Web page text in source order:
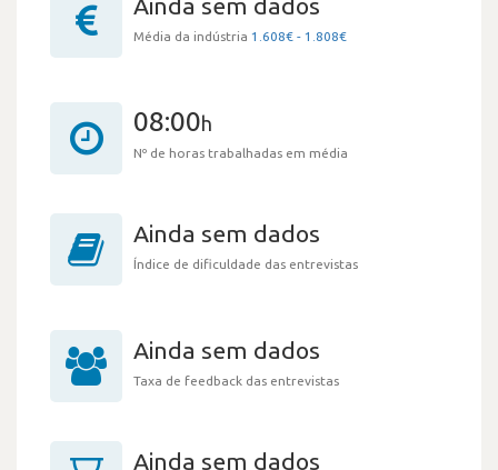
Ainda sem dados
Média da indústria 1.608€ - 1.808€
08:00h
Nº de horas trabalhadas em média
Ainda sem dados
Índice de dificuldade das entrevistas
Ainda sem dados
Taxa de feedback das entrevistas
Ainda sem dados